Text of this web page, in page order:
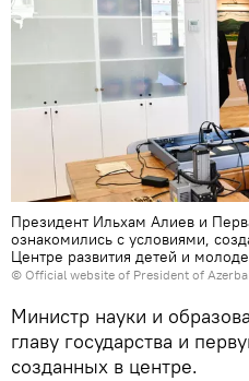
Президент Ильхам Алиев и
ознакомились с условиями,
Центре развития детей и
© Official website of President of
Министр науки и
главу государства и
созданных в центре.